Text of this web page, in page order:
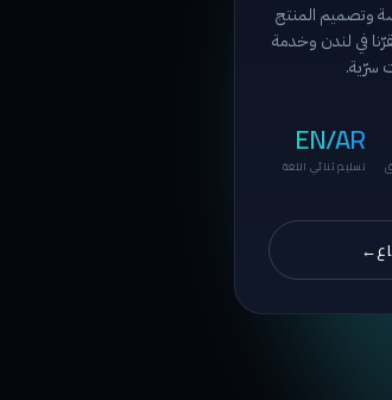
وتصميم المنتج
في لندن وخدمة
سرّية.
EN/AR
تسليم ثنائي اللغة
→